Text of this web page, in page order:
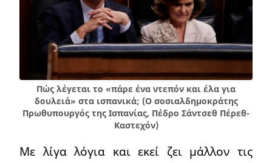
Πώς λέγεται το «πάρε ένα ντεπόν και έλα για
δουλειά» στα ισπανικά; (Ο σοσιαλδημοκράτης
Πρωθυπουργός της Ισπανίας, Πέδρο Σάντσεθ Πέρεθ-
Καστεχόν)
Με λίγα λόγια και εκεί ζει μάλλον τις